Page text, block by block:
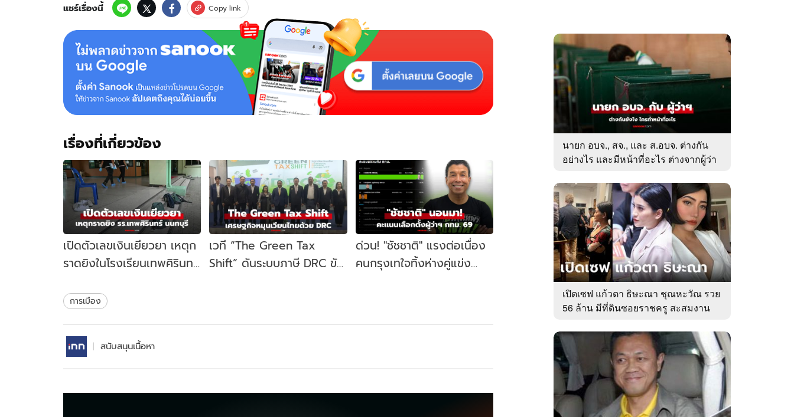
แชร์เรื่องนี้ Copy link
เรื่องที่เกี่ยวข้อง
เปิดตัวเลขเงินเยียวยา เหตุก
ราดยิงในโรงเรียนเทพศิรินทร์
เวที “The Green Tax
Shift” ดันระบบภาษี DRC ขับ
ด่วน! "ชัชชาติ" แรงต่อเนื่อง
คนกรุงเทใจทิ้งห่างคู่แข่ง
การเมือง
สนับสนุนเนื้อหา
นายก อบจ., สจ., และ ส.อบจ. ต่างกัน
อย่างไร และมีหน้าที่อะไร ต่างจากผู้ว่า
เปิดเซฟ แก้วตา ธิษะณา ชุณหะวัณ รวย
56 ล้าน มีที่ดินซอยราชครู สะสมงาน